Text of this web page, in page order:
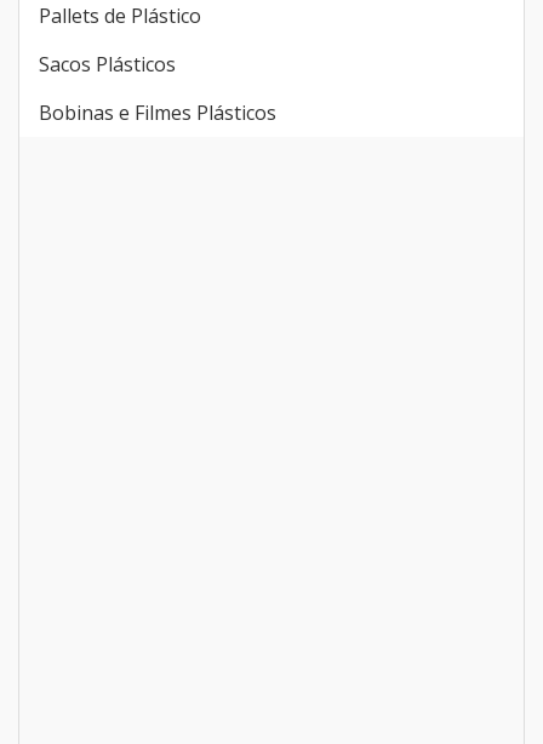
Pallets de Plástico
Sacos Plásticos
Bobinas e Filmes Plásticos